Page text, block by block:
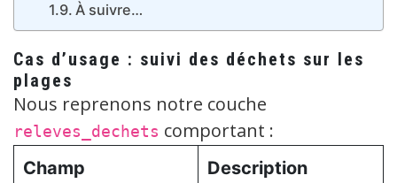
À suivre…
Cas d’usage : suivi des déchets sur les
plages
Nous reprenons notre couche
releves_dechets comportant :
Champ Description